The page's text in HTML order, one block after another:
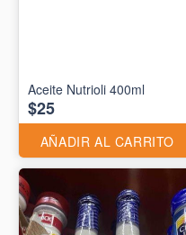
Aceite Nutrioli 400ml
$25
AÑADIR AL CARRITO